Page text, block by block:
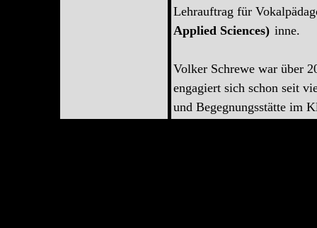
Lehrauftrag für
Applied Sciences) inne.
Volker Schrewe war über
engagiert sich schon seit
und Begegnungsstätte im